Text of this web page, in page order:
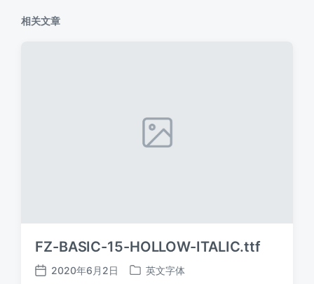
相关文章
FZ-BASIC-15-HOLLOW-ITALIC.ttf
发
2020年6月2日
发
英文字体